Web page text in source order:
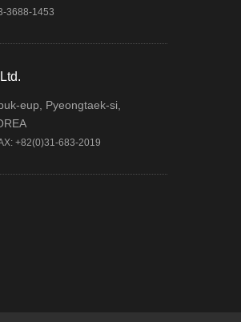
3688-1453
eup, Pyeongtaek-si,
+82(0)31-683-2019